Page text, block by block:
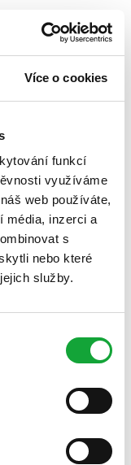
Více o cookies
funkcí
využíváme
web používáte,
média, inzerci a
s
nebo které
služby.